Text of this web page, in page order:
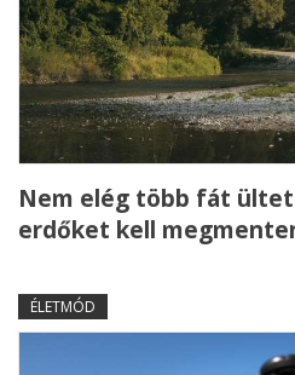
Nem elég több fát
erdőket kell
ÉLETMÓD